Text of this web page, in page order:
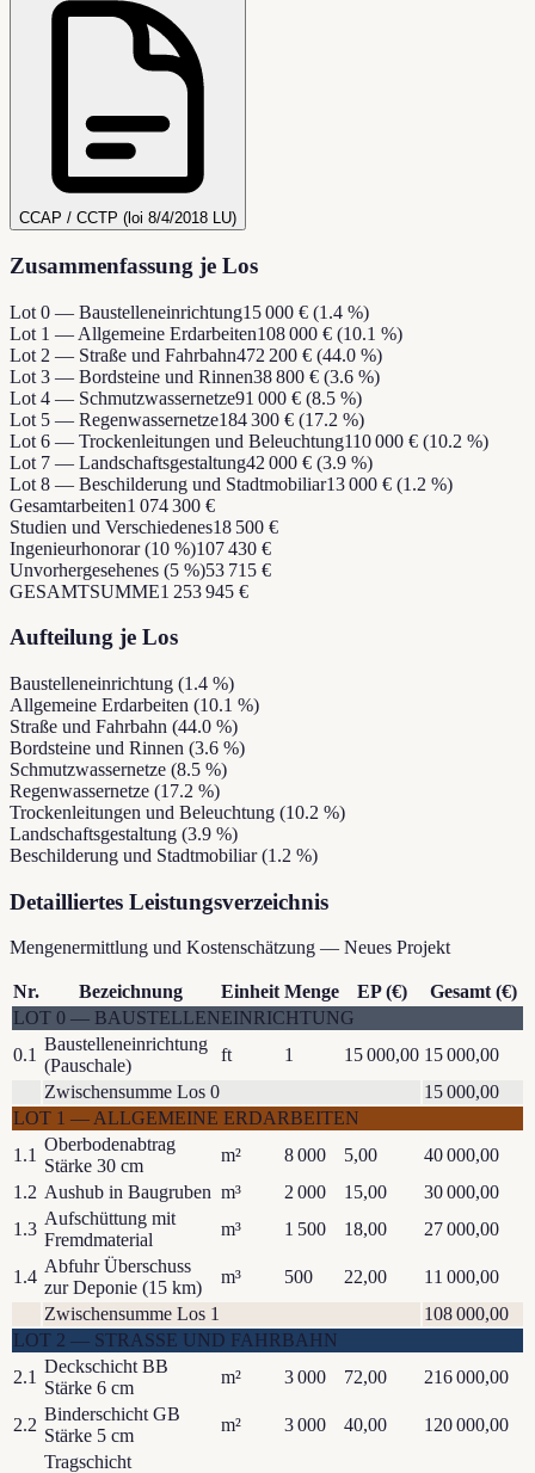
CCAP / CCTP (loi 8/4/2018 LU)
Zusammenfassung je Los
Lot 0 — Baustelleneinrichtung15 000 € (1.4 %)
Lot 1 — Allgemeine Erdarbeiten108 000 € (10.1 %)
Lot 2 — Straße und Fahrbahn472 200 € (44.0 %)
Lot 3 — Bordsteine und Rinnen38 800 € (3.6 %)
Lot 4 — Schmutzwassernetze91 000 € (8.5 %)
Lot 5 — Regenwassernetze184 300 € (17.2 %)
Lot 6 — Trockenleitungen und Beleuchtung110 000 € (10.2 %)
Lot 7 — Landschaftsgestaltung42 000 € (3.9 %)
Lot 8 — Beschilderung und Stadtmobiliar13 000 € (1.2 %)
Gesamtarbeiten1 074 300 €
Studien und Verschiedenes18 500 €
Ingenieurhonorar (10 %)107 430 €
Unvorhergesehenes (5 %)53 715 €
GESAMTSUMME1 253 945 €
Aufteilung je Los
Baustelleneinrichtung (1.4 %)
Allgemeine Erdarbeiten (10.1 %)
Straße und Fahrbahn (44.0 %)
Bordsteine und Rinnen (3.6 %)
Schmutzwassernetze (8.5 %)
Regenwassernetze (17.2 %)
Trockenleitungen und Beleuchtung (10.2 %)
Landschaftsgestaltung (3.9 %)
Beschilderung und Stadtmobiliar(1.2 %)
Detailliertes Leistungsverzeichnis
Mengenermittlung und Kostenschätzung — Neues Projekt
Nr. Bezeichnung Einheit Menge EP (€)
Gesamt (€)
LOT 0 — BAUSTELLENEINRICHTUNG
0.1
Baustelleneinrichtung
(Pauschale)
ft 1 15 000,00 15 000,00
Zwischensumme Los 0
15 000,00
LOT 1 —ALLGEMEINE ERDARBEITEN
1.1
Oberbodenabtrag
Stärke 30 cm
m² 8 000 5,00
40 000,00
1.2 Aushub in Baugruben m³ 2 000 15,00
30 000,00
1.3
Aufschüttung mit
Fremdmaterial
m³ 1 500 18,00 27 000,00
1.4
Abfuhr Überschuss
zur Deponie (15 km)
m³ 500 22,00
11 000,00
Zwischensumme Los 1
108 000,00
LOT 2 — STRASSE UND FAHRBAHN
2.1
Deckschicht BB
Stärke 6 cm
m² 3 000 72,00 216 000,00
2.2
Binderschicht GB
Stärke 5 cm
m² 3 000 40,00
120 000,00
Tragschicht